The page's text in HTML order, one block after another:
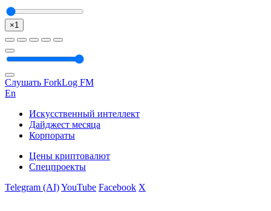
×1
Слушать ForkLog FM
En
Искусственный интеллект
Дайджест месяца
Корпораты
Цены криптовалют
Спецпроекты
Telegram (AI)YouTube Facebook X